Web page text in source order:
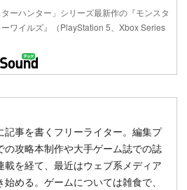
ターハンター」シリーズ最新作の『モンスタ
ワイルズ』（PlayStation 5、Xbox Series
記事を書くフリーライター。編集プ
の攻略本制作や大手ゲーム誌での誌
載を経て、最近はウェブ系メディア
める。ゲームについては雑食で、